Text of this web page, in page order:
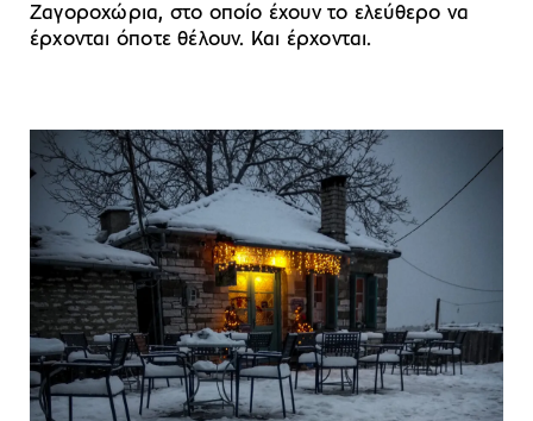
Ζαγοροχώρια, στο οποίο έχουν το ελεύθερο να
έρχονται όποτε θέλουν. Και έρχονται.